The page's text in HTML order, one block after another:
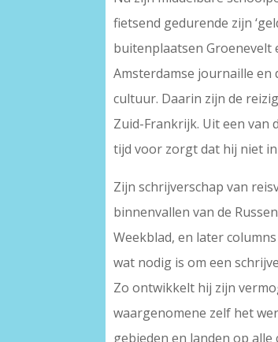
fietsend gedurende zijn
buitenplaatsen Groenevelt
Amsterdamse journaille
cultuur. Daarin zijn de
Zuid-Frankrijk. Uit een
tijd voor zorgt dat hij niet
Zijn schrijverschap van
binnenvallen van de
Weekblad, en later
wat nodig is om een
Zo ontwikkelt hij zijn
waargenomene zelf het
gebieden en landen op